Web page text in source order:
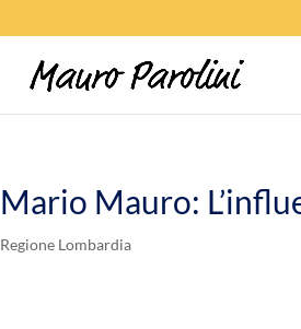
Mario Mauro:
Regione Lombardia